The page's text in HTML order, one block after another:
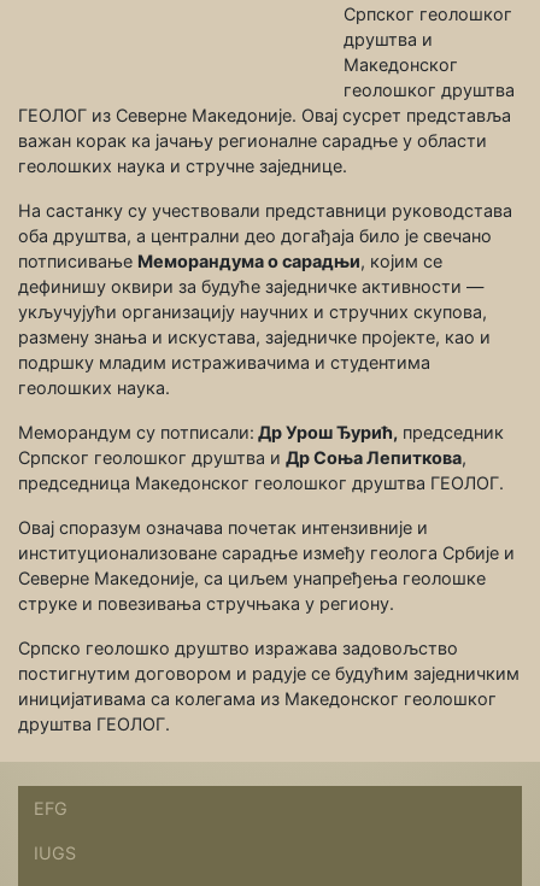
Српског геолошког
друштва и
Македонског
геолошког друштва
ГЕОЛОГ из Северне Македоније. Овај сусрет представља
важан корак ка јачању регионалне сарадње у области
геолошких наука и стручне заједнице.
На састанку су учествовали представници руководстава
оба друштва, а централни део догађаја било је свечано
потписивање Меморандума о сарадњи, којим се
дефинишу оквири за будуће заједничке активности —
укључујући организацију научних и стручних скупова,
размену знања и искустава, заједничке пројекте, као и
подршку младим истраживачима и студентима
геолошких наука.
Меморандум су потписали: Др Урош Ђурић, председник
Српског геолошког друштва и Др Соња Лепиткова,
председница Македонског геолошког друштва ГЕОЛОГ.
Овај споразум означава почетак интензивније и
институционализоване сарадње између геолога Србије и
Северне Македоније, са циљем унапређења геолошке
струке и повезивања стручњака у региону.
Српско геолошко друштво изражава задовољство
постигнутим договором и радује се будућим заједничким
иницијативама са колегама из Македонског геолошког
друштва ГЕОЛОГ.
EFG
IUGS